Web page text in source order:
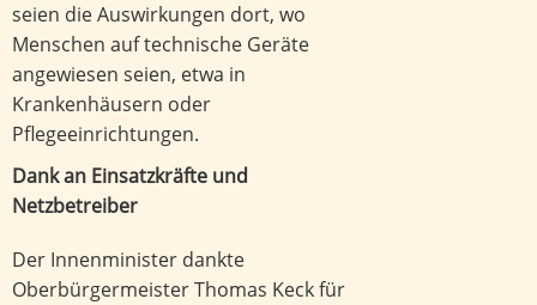
seien die Auswirkungen dort, wo
Menschen auf technische Geräte
angewiesen seien, etwa in
Krankenhäusern oder
Pflegeeinrichtungen.
Dank an Einsatzkräfte und
Netzbetreiber
Der Innenminister dankte
Oberbürgermeister Thomas Keck für